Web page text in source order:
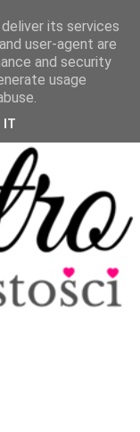
its services
user-agent are
and security
usage
IT